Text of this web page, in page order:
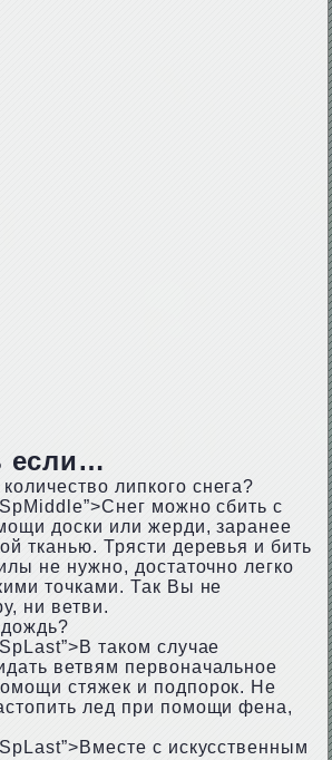
если…
липкого снега?
можно сбить с
доски или жерди, заранее
тканью. Трясти деревья и бить
не нужно, достаточно легко
точками. Так Вы не
ни ветви.
таком случае
ветвям первоначальное
стяжек и подпорок. Не
лед при помощи фена,
с искусственным